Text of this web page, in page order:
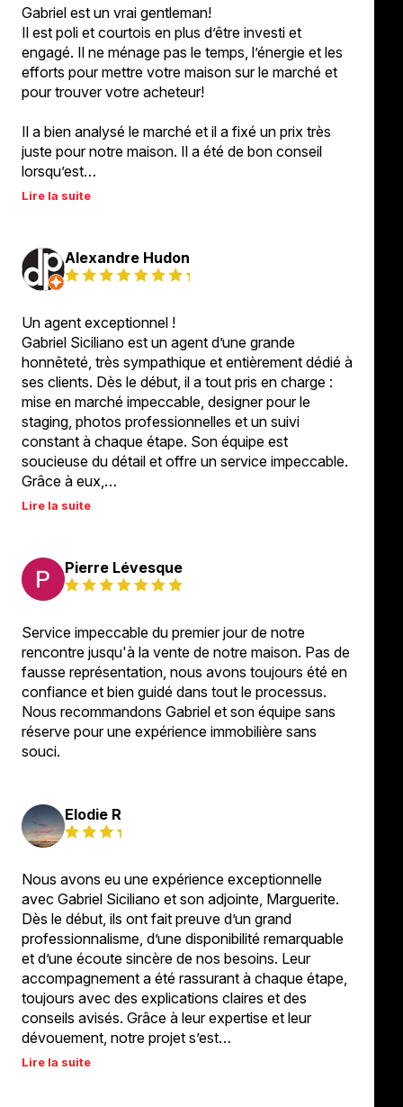
Gabriel est un vrai gentleman!
Il est poli et courtois en plus d’être investi et
engagé. Il ne ménage pas le temps, l’énergie et les
efforts pour mettre votre maison sur le marché et
pour trouver votre acheteur!
Il a bien analysé le marché et il a fixé un prix très
juste pour notre maison. Il a été de bon conseil
lorsqu’est…
Lire la suite
Alexandre Hudon
Un agent exceptionnel !
Gabriel Siciliano est un agent d’une grande
honnêteté, très sympathique et entièrement dédié à
ses clients. Dès le début, il a tout pris en charge :
mise en marché impeccable, designer pour le
staging, photos professionnelles et un suivi
constant à chaque étape. Son équipe est
soucieuse du détail et offre un service impeccable.
Grâce à eux,…
Lire la suite
Pierre Lévesque
Service impeccable du premier jour de notre
rencontre jusqu'à la vente de notre maison. Pas de
fausse représentation, nous avons toujours été en
confiance et bien guidé dans tout le processus.
Nous recommandons Gabriel et son équipe sans
réserve pour une expérience immobilière sans
souci.
Elodie R
Nous avons eu une expérience exceptionnelle
avec Gabriel Siciliano et son adjointe, Marguerite.
Dès le début, ils ont fait preuve d’un grand
professionnalisme, d’une disponibilité remarquable
et d’une écoute sincère de nos besoins. Leur
accompagnement a été rassurant à chaque étape,
toujours avec des explications claires et des
conseils avisés. Grâce à leur expertise et leur
dévouement, notre projet s’est…
Lire la suite